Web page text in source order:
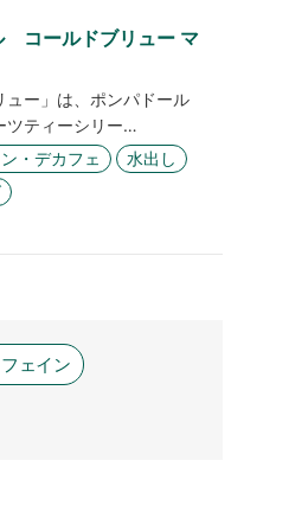
コールドブリュー マ
ュー」は、ポンパドール
ツティーシリー…
・デカフェ
水出し
ェイン